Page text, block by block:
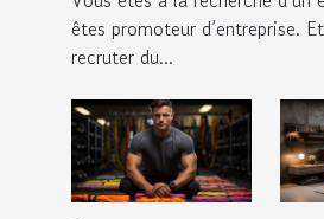
êtes promoteur d’entreprise.
recruter du...